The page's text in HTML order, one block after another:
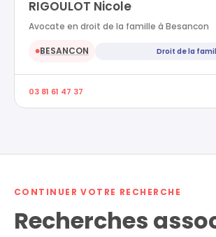
RIGOULOT Nicole
Avocate en droit de la famille à Besancon
●BESANCON Droit de la
03 81 61 47 37
CONTINUER VOTRE RECHERCHE
Recherches